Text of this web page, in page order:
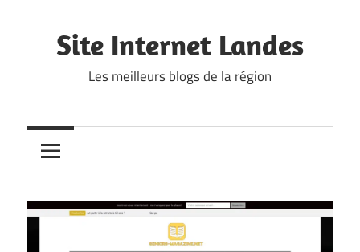
contentSite Internet Landes
Les meilleurs blogs de la région